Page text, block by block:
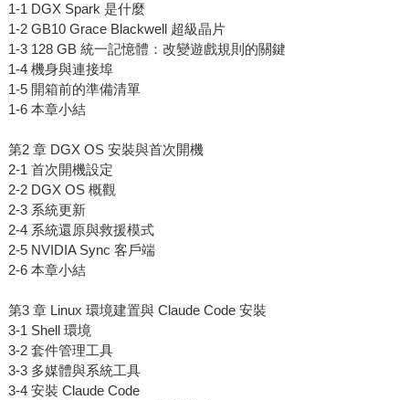
1-1 DGX Spark 是什麼
1-2 GB10 Grace Blackwell 超級晶片
1-3 128 GB 統一記憶體：改變遊戲規則的關鍵
1-4 機身與連接埠
1-5 開箱前的準備清單
1-6 本章小結
第2 章 DGX OS 安裝與首次開機
2-1 首次開機設定
2-2 DGX OS 概觀
2-3 系統更新
2-4 系統還原與救援模式
2-5 NVIDIA Sync 客戶端
2-6 本章小結
第3 章 Linux 環境建置與 Claude Code 安裝
3-1 Shell 環境
3-2 套件管理工具
3-3 多媒體與系統工具
3-4 安裝 Claude Code